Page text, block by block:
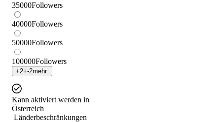
35000Followers
40000Followers
50000Followers
100000Followers
+2+-2mehr.
Kann aktiviert werden in
Österreich
Länderbeschränkungen